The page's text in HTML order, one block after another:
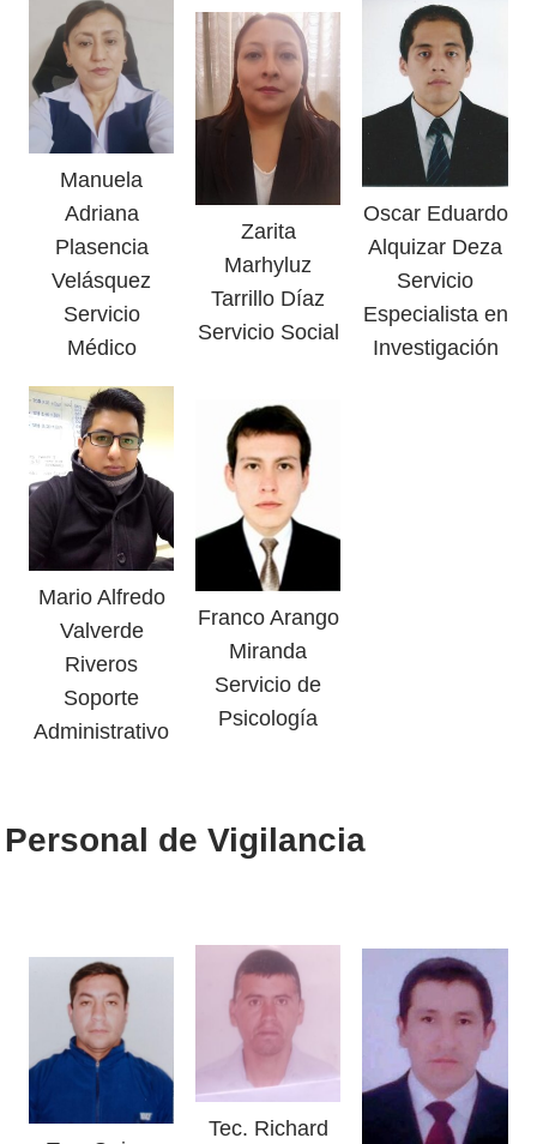
Manuela
Adriana
Plasencia
Velásquez
Servicio
Médico
Zarita
Marhyluz
Tarrillo Díaz
Servicio Social
Oscar Eduardo
Alquizar Deza
Servicio
Especialista en
Investigación
Mario Alfredo
Valverde
Riveros
Soporte
Administrativo
Franco Arango
Miranda
Servicio de
Psicología
Personal de Vigilancia
Tec. Richard